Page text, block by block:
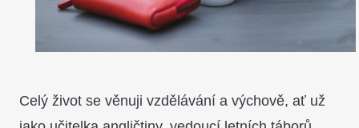
Celý život se věnuji vzdělávání a výchově, ať už